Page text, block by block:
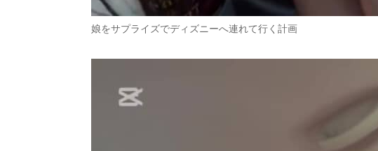
娘をサプライズでディズニーへ連れて行く計画